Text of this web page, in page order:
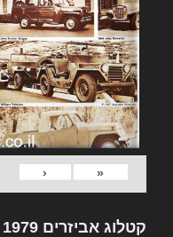
«
‹
קטלוג אביזרים 1979 Jeep